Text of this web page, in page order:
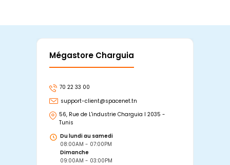
Mégastore Charguia
70 22 33 00
support-client@spacenet.tn
56, Rue de L'industrie Charguia I 2035 -
Tunis
Du lundi au samedi
08:00AM - 07:00PM
Dimanche
09:00AM - 03:00PM